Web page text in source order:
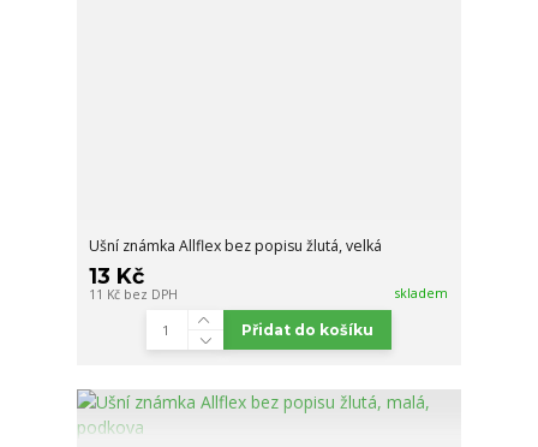
Ušní známka Allflex bez popisu žlutá, velká
13 Kč
11 Kč bez DPH skladem
Přidat do košíku